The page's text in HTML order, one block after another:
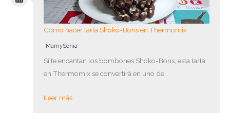
Como hacer tarta Shoko-Bons en Thermomix
MamySonia
Si te encantan los bombones Shoko-Bons, esta tarta
en Thermomix se convertirá en uno de…
Leer más